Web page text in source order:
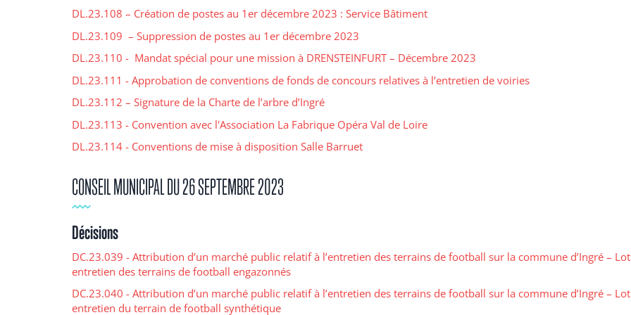
DL.23.108 – Création de postes au 1er décembre 2023 : Service Bâtiment
DL.23.109 – Suppression de postes au 1er décembre 2023
DL.23.110 - Mandat spécial pour une mission à DRENSTEINFURT – Décembre 2023
DL.23.111 - Approbation de conventions de fonds de concours relatives à l’entretien de voiries
DL.23.112 – Signature de la Charte de l’arbre d’Ingré
DL.23.113 - Convention avec l'Association La Fabrique Opéra Val de Loire
DL.23.114 - Conventions de mise à disposition Salle Barruet
CONSEIL MUNICIPAL DU 26 SEPTEMBRE 2023
Décisions
DC.23.039 - Attribution d’un marché public relatif à l’entretien des terrains de football sur la commune d’Ingré –
entretien des terrains de football engazonnés
DC.23.040 - Attribution d’un marché public relatif à l’entretien des terrains de football sur la commune d’Ingré –
entretien du terrain de football synthétique